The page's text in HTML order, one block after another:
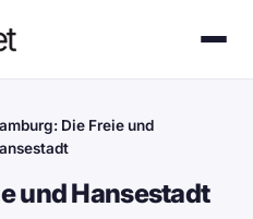
Die Freie und
und Hansestadt